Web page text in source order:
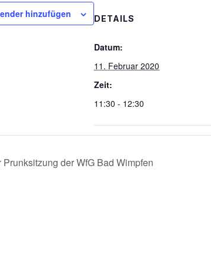
hinzufügen DETAILS
Datum:
11. Februar 2020
Zeit:
11:30 - 12:30
Prunksitzung der WfG Bad Wimpfen